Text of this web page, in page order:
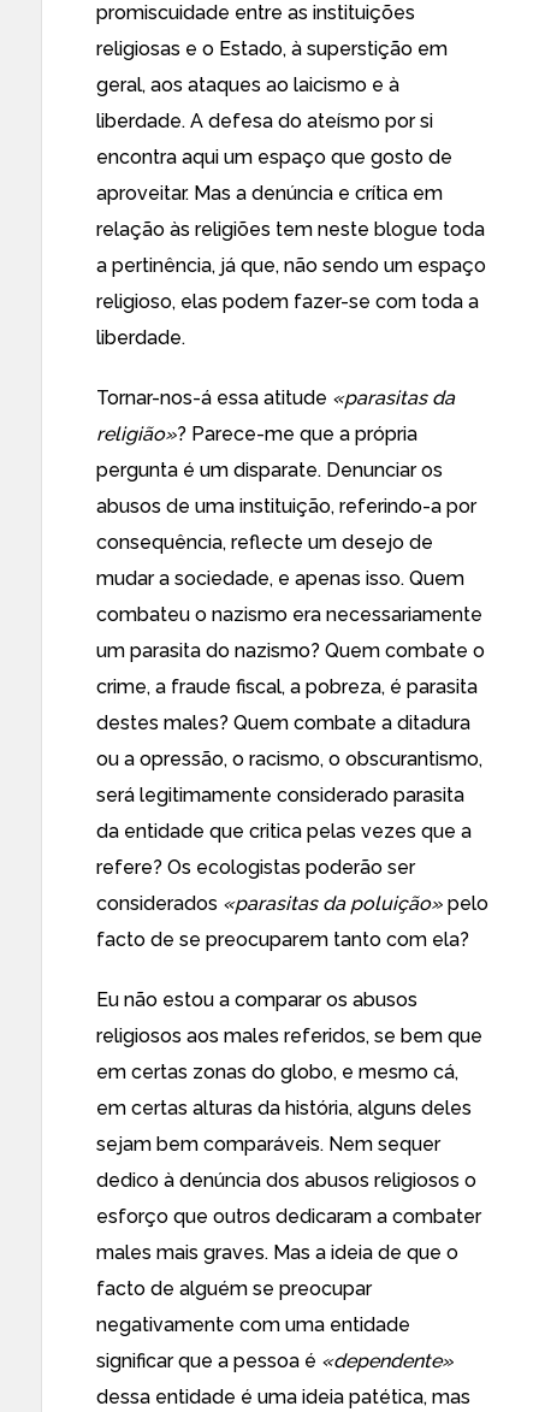
promiscuidade entre as instituições
religiosas e o Estado, à superstição em
geral, aos ataques ao laicismo e à
liberdade. A defesa do ateísmo por si
encontra aqui um espaço que gosto de
aproveitar. Mas a denúncia e crítica em
relação às religiões tem neste blogue toda
a pertinência, já que, não sendo um espaço
religioso, elas podem fazer-se com toda a
liberdade.
Tornar-nos-á essa atitude «parasitas da
religião»? Parece-me que a própria
pergunta é um disparate. Denunciar os
abusos de uma instituição, referindo-a por
consequência, reflecte um desejo de
mudar a sociedade, e apenas isso. Quem
combateu o nazismo era necessariamente
um parasita do nazismo? Quem combate o
crime, a fraude fiscal, a pobreza, é parasita
destes males? Quem combate a ditadura
ou a opressão, o racismo, o obscurantismo,
será legitimamente considerado parasita
da entidade que critica pelas vezes que a
refere? Os ecologistas poderão ser
considerados «parasitas da poluição» pelo
facto de se preocuparem tanto com ela?
Eu não estou a comparar os abusos
religiosos aos males referidos, se bem que
em certas zonas do globo, e mesmo cá,
em certas alturas da história, alguns deles
sejam bem comparáveis. Nem sequer
dedico à denúncia dos abusos religiosos o
esforço que outros dedicaram a combater
males mais graves. Mas a ideia de que o
facto de alguém se preocupar
negativamente com uma entidade
significar que a pessoa é «dependente»
dessa entidade é uma ideia patética, mas